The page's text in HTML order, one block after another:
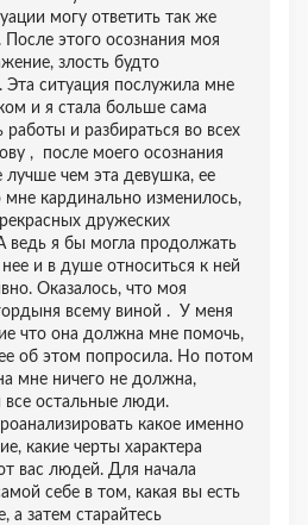
могу ответить так же
После этого осознания моя
злость будто
Эта ситуация послужила мне
и я стала больше сама
работы и разбираться во всех
, после моего осознания
лучше чем эта девушка, ее
кардинально изменилось,
дружеских
ведь я бы могла продолжать
и в душе относиться к ней
Оказалось, что моя
всему виной . У меня
что она должна мне помочь,
об этом попросила. Но потом
мне ничего не должна,
все остальные люди.
какое именно
какие черты характера
вас людей. Для начала
себе в том, какая вы есть
а затем старайтесь